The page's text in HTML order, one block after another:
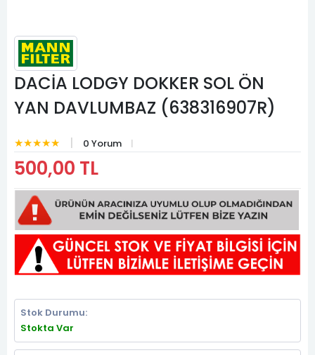
DACİA LODGY DOKKER SOL ÖN
YAN DAVLUMBAZ (638316907R)
★★★★★ 0 Yorum
500,00 TL
Stok Durumu:
Stokta Var